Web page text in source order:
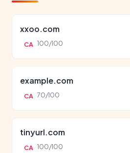
xxoo.com
CA 100/100
example.com
CA 70/100
tinyurl.com
CA 100/100